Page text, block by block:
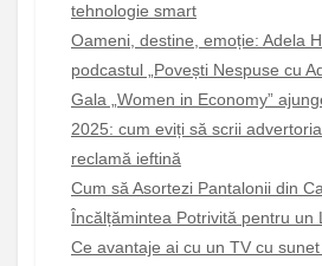
tehnologie smart
Oameni, destine, emoție: Adela
podcastul „Povești Nespuse cu
Gala „Women in Economy”
2025: cum eviți să scrii
reclamă ieftină
Cum să Asortezi Pantalonii din
Încălțămintea Potrivită pentru un
Ce avantaje ai cu un TV cu